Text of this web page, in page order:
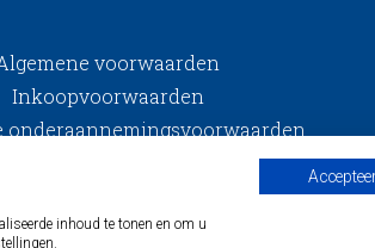
voorwaarden
Inkoopvoorwaarden
onderaannemingsvoorwaarden
inhoud te tonen en om u